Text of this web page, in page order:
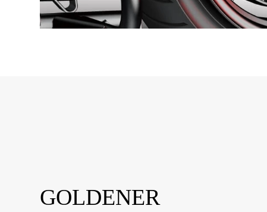
GOLDENER